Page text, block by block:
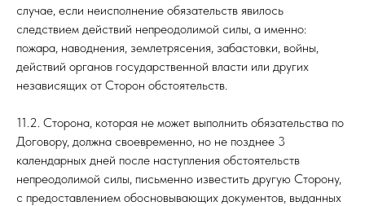
случае, если неисполнение обязательств явилось
следствием действий непреодолимой силы, а именно:
пожара, наводнения, землетрясения, забастовки, войны,
действий органов государственной власти или других
независящих от Сторон обстоятельств.
11.2. Сторона, которая не может выполнить обязательства по
Договору, должна своевременно, но не позднее 3
календарных дней после наступления обстоятельств
непреодолимой силы, письменно известить другую Сторону,
с предоставлением обосновывающих документов, выданных